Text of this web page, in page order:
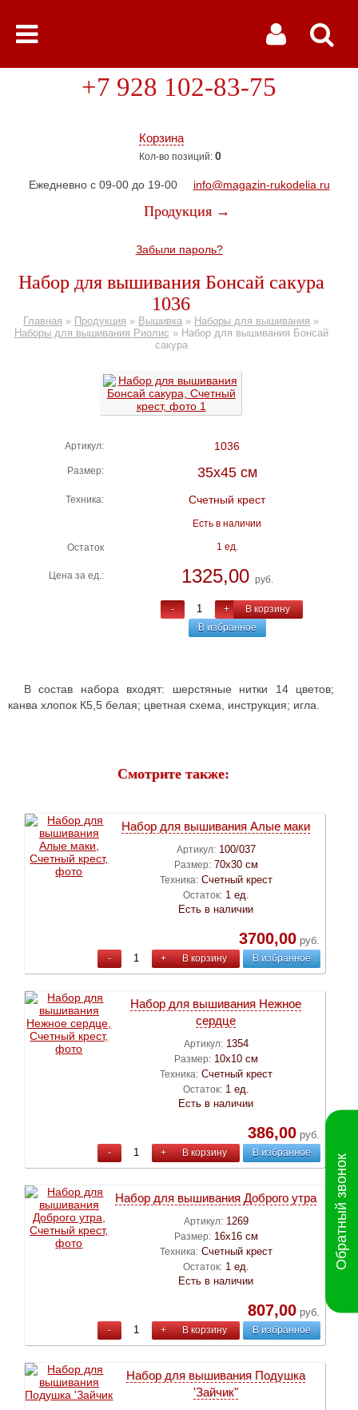
Корзина
Кол-во позиций: 0
+7 928 102-83-75
Ежедневно с 09-00 до 19-00 info@magazin-rukodelia.ru
Продукция →
Забыли пароль?
Набор для вышивания Бонсай сакура
1036
Главная » Продукция » Вышивка » Наборы для вышивания »
Наборы для вышивания Риолис » Набор для вышивания Бонсай
сакура
Артикул: 1036
Размер: 35х45 см
Техника: Счетный крест
Есть в наличии
Остаток 1 ед.
Цена за ед.: 1325,00 руб.
- +
В корзину
В избранное
В состав набора входят: шерстяные нитки 14 цветов;
канва хлопок К5,5 белая; цветная схема, инструкция; игла.
Смотрите также:
Набор для вышивания Алые маки
Артикул: 100/037
Размер: 70х30 см
Техника: Счетный крест
Остаток: 1 ед.
Есть в наличии
3700,00руб.
- + В корзину В избранное
Набор для вышивания Нежное
сердце
Артикул: 1354
Размер: 10х10 см
Техника: Счетный крест
Остаток: 1 ед.
Есть в наличии
386,00руб.
- + В корзину В избранное
Набор для вышивания Доброго утра
Артикул: 1269
Размер: 16х16 см
Техника: Счетный крест
Остаток: 1 ед.
Есть в наличии
807,00руб.
- + В корзину В избранное
Набор для вышивания Подушка
'Зайчик"
Обратный звонок